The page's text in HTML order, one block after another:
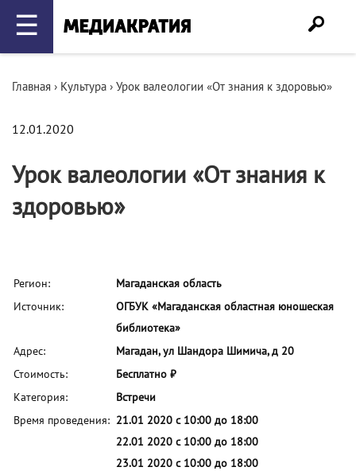
☰
Главная › Культура › Урок валеологии «От знания к здоровью»
12.01.2020
Урок валеологии «От знания к
здоровью»
Регион:
Магаданская область
Источник:
ОГБУК «Магаданская областная юношеская
библиотека»
Адрес:
Магадан, ул Шандора Шимича, д 20
Стоимость:
Бесплатно ₽
Категория:
Встречи
Время проведения: 21.01 2020 с 10:00 до 18:00
22.01 2020 с 10:00 до 18:00
23.01 2020 с 10:00 до 18:00